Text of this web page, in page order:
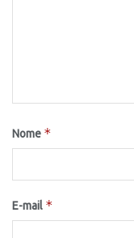
Nome *
E-mail *